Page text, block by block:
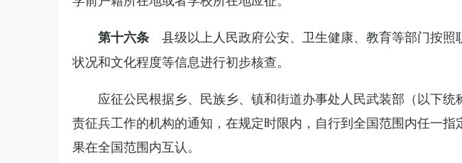
第十六条 县级以上人民政府公安、卫生健康、教育等部门按
状况和文化程度等信息进行初步核查。
应征公民根据乡、民族乡、镇和街道办事处人民武装部（以下
责征兵工作的机构的通知，在规定时限内，自行到全国范围内任一
果在全国范围内互认。